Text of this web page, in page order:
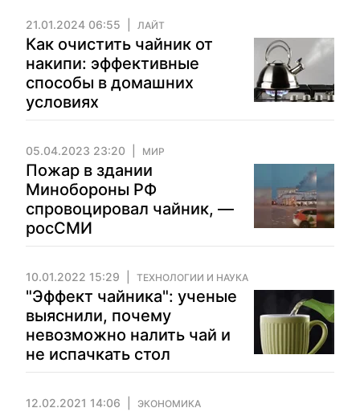
21.01.2024 06:55 ЛАЙТ
Как очистить чайник от
накипи: эффективные
способы в домашних
условиях
05.04.2023 23:20 МИР
Пожар в здании
Минобороны РФ
спровоцировал чайник, —
росСМИ
10.01.2022 15:29 ТЕХНОЛОГИИ И НАУКА
"Эффект чайника": ученые
выяснили, почему
невозможно налить чай и
не испачкать стол
12.02.2021 14:06 ЭКОНОМИКА